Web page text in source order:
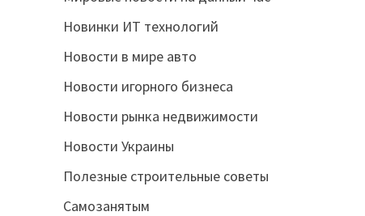
Новинки ИТ технологий
Новости в мире авто
Новости игорного бизнеса
Новости рынка недвижимости
Новости Украины
Полезные строительные советы
Самозанятым